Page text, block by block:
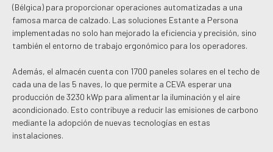
(Bélgica) para proporcionar operaciones automatizadas a una
famosa marca de calzado. Las soluciones Estante a Persona
implementadas no solo han mejorado la eficiencia y precisión, sino
también el entorno de trabajo ergonómico para los operadores.
Además, el almacén cuenta con 1700 paneles solares en el techo de
cada una de las 5 naves, lo que permite a CEVA esperar una
producción de 3230 kWp para alimentar la iluminación y el aire
acondicionado. Esto contribuye a reducir las emisiones de carbono
mediante la adopción de nuevas tecnologías en estas
instalaciones.